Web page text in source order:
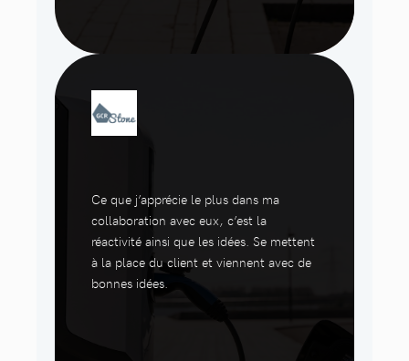
Ce que j’apprécie le plus dans ma
collaboration avec eux, c’est la
réactivité ainsi que les idées. Se mettent
à la place du client et viennent avec de
bonnes idées.